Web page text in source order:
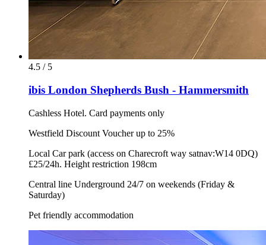
4.5 / 5
ibis London Shepherds Bush - Hammersmith
Cashless Hotel. Card payments only
Westfield Discount Voucher up to 25%
Local Car park (access on Charecroft way satnav:W14 0DQ)
£25/24h. Height restriction 198cm
Central line Underground 24/7 on weekends (Friday &
Saturday)
Pet friendly accommodation